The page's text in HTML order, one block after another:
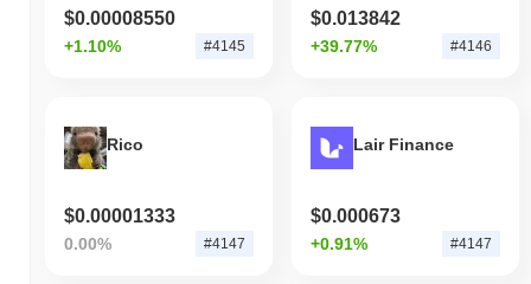
$0.00008550
+1.10% #4145
$0.013842
+39.77% #4146
Rico
$0.00001333
0.00% #4147
Lair Finance
$0.000673
+0.91% #4147